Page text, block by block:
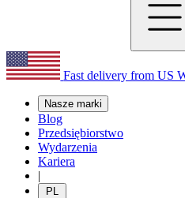
Fast delivery from US
Nasze marki
Blog
Przedsiębiorstwo
Wydarzenia
Kariera
|
PL